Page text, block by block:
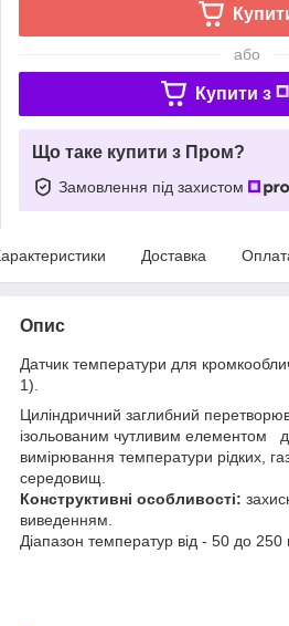
або
Купити з
Що таке купити з Пром?
Замовлення під захистом
Доставка
Опис
Датчик температури для
1).
Циліндричний заглибний
ізольованим чутливим елементом
вимірювання температури рідких,
середовищ.
Конструктивні особливості:
виведенням.
Діапазон температур від - 50 до 250